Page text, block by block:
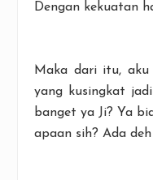
Dengan kekuatan
Maka dari itu, aku
yang kusingkat
banget ya Ji? Ya
apaan sih? Ada deh